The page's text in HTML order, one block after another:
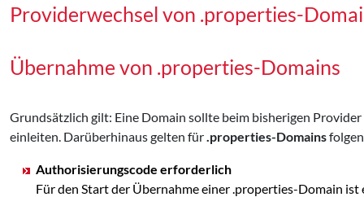
Providerwechsel von .properties-
Übernahme von .properties-Domains
Grundsätzlich gilt: Eine Domain sollte beim bisherigen
einleiten. Darüberhinaus gelten für .properties-Domains
Authorisierungscode erforderlich
Für den Start der Übernahme einer .properties-Domain